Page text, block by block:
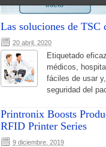
Inicio
Las soluciones de TSC
20 abril, 2020
Etiquetado
médicos,
fáciles de usar
seguridad del
Printronix Boosts
RFID Printer Series
9 diciembre, 2019